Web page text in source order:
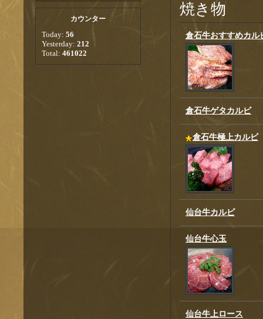
焼き物
倉石牛おすすめカル
倉石牛ゲタカルビ
倉石牛極上カルビ
仙台牛カルビ
仙台牛心玉
仙台牛上ロース
カウンター
Today: 56
Yesterday: 212
Total: 461022